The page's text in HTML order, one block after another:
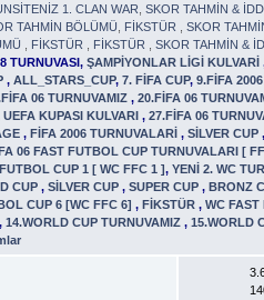
1. CLAN WAR ,SKOR TAHMİN &
TAHMİN BÖLÜMÜ FİKSTÜR ,SKOR
FİKSTÜR FİKSTÜR ,SKOR TAHMİN &
TURNUVASI,ŞAMPİYONLAR LİGİ KULVARİ
,ALL_STARS_CUP,7. FİFA CUP,9.FİFA
06 TURNUVAMIZ,20.FİFA 06
UEFA KUPASI KULVARI,27.FİFA 06
,FİFA 2006 TURNUVALARİ,SİLVER CUP
06 FAST FUTBOL CUP TURNUVALARI [
CUP 1 [ WC FFC 1 ],YENİ 2. WC
CUP,SİLVER CUP,SUPER CUP,BRONZ
CUP 6 [WC FFC 6],FİKSTÜR,WC
,14.WORLD CUP TURNUVAMIZ,15.WORLD